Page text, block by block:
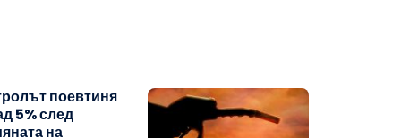
поевтиня
5% след
на